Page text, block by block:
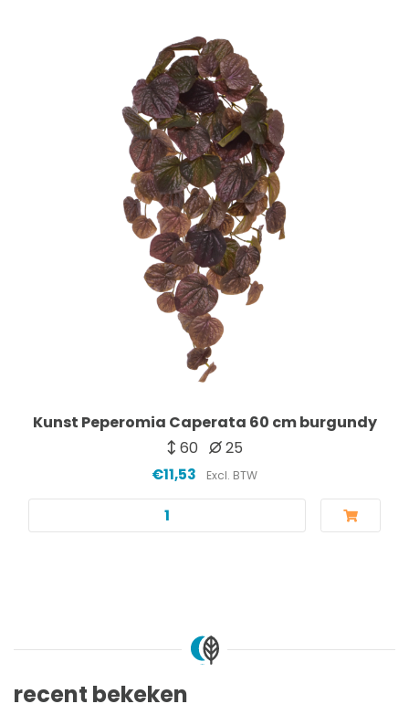
Kunst Peperomia Caperata 60 cm burgundy
60
25
€11,53 Excl. BTW
recent bekeken